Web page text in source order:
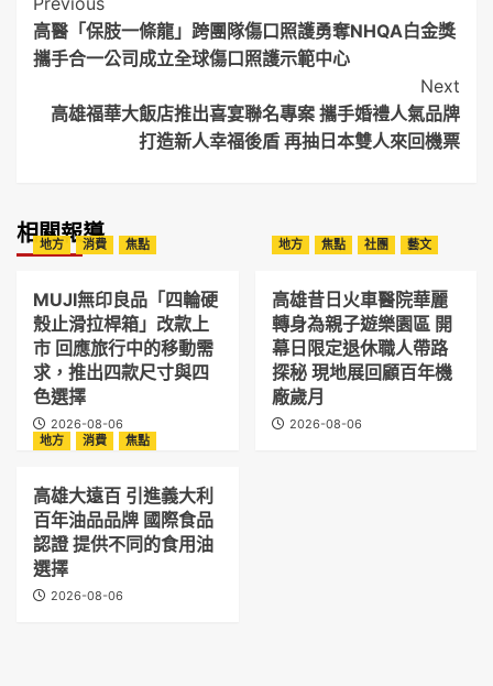
Navigation
高醫「保肢一條龍」跨團隊傷口照護勇奪NHQA白金獎
攜手合一公司成立全球傷口照護示範中心
Next
高雄福華大飯店推出喜宴聯名專案 攜手婚禮人氣品牌
打造新人幸福後盾 再抽日本雙人來回機票
相關報導
地方 消費 焦點
MUJI無印良品「四輪硬
殼止滑拉桿箱」改款上
市 回應旅行中的移動需
求，推出四款尺寸與四
色選擇
2026-08-06
地方 焦點 社團 藝文
高雄昔日火車醫院華麗
轉身為親子遊樂園區 開
幕日限定退休職人帶路
探秘 現地展回顧百年機
廠歲月
2026-08-06
地方
消費 焦點
高雄大遠百 引進義大利
百年油品品牌 國際食品
認證 提供不同的食用油
選擇
2026-08-06